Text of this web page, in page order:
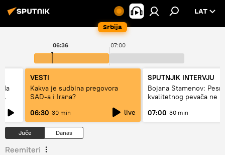
Srbija
LAT
07:00
06:36
da
VESTI
Kakva je sudbina pregovora
SAD-a i Irana?
06:30 30 min live
SPUTNJIK INTERVJU
Bojana Stamenov:
kvalitetnog pevača ne
07:00 30 min
Juče Danas
Reemiteri